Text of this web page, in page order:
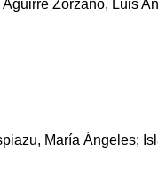
Zorzano, Luis
María Ángeles;